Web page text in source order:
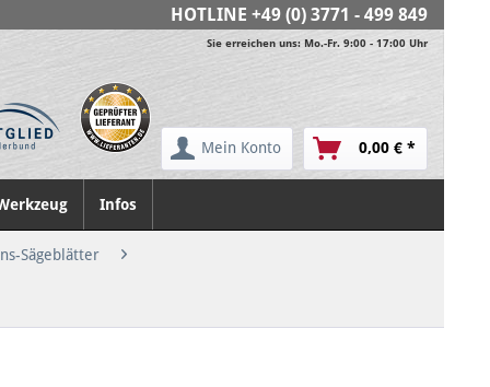
HOTLINE +49 (0) 3771 - 499 849
Sie erreichen uns: Mo.-Fr. 9:00 - 17:00 Uhr
Mein Konto 0,00 € *
Infos
Sägeblätter